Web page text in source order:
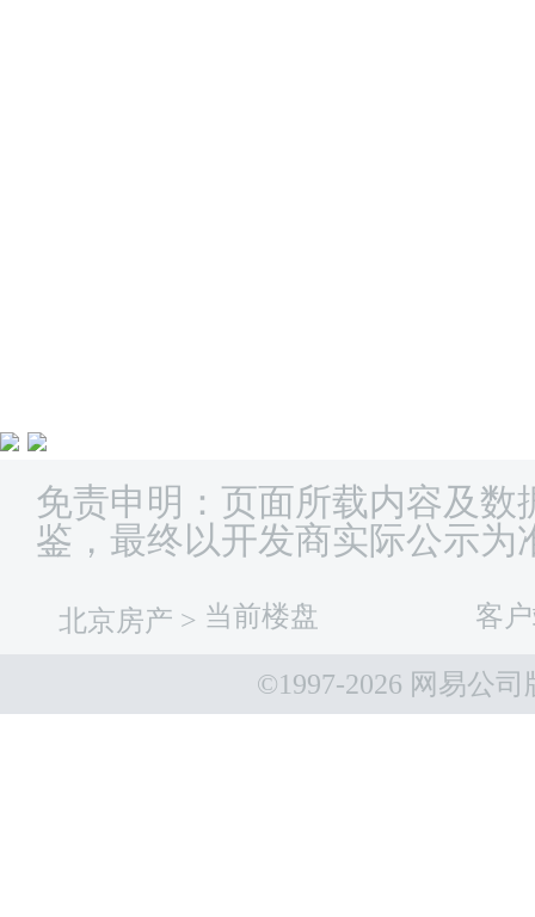
免责申明：页面所载内容及数
鉴，最终以开发商实际公示为
北京房产 > 当前楼盘 客
©1997-2026 网易公